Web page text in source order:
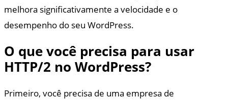
melhora significativamente a velocidade e o
desempenho do seu WordPress.
O que você precisa para usar
HTTP/2 no WordPress?
Primeiro, você precisa de uma empresa de